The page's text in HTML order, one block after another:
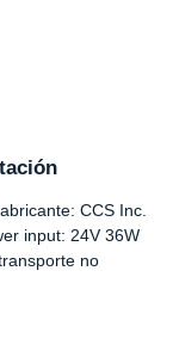
CCS Inc.
input: 24V 36W
no